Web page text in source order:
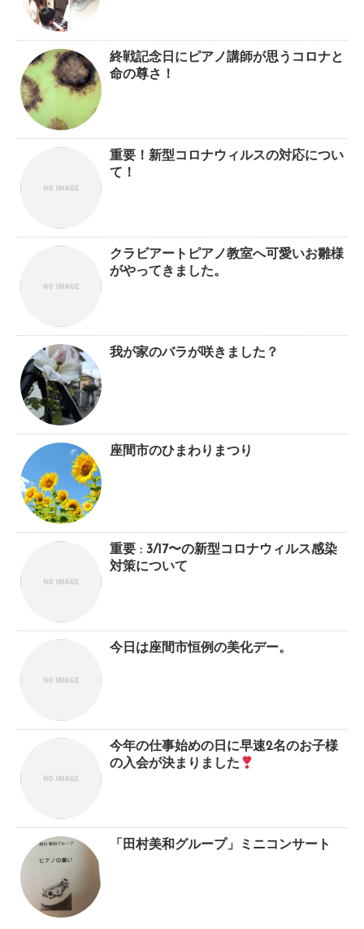
終戦記念日にピアノ講師が思うコロナと
命の尊さ！
重要！新型コロナウィルスの対応につい
て！
クラビアートピアノ教室へ可愛いお雛様
がやってきました。
我が家のバラが咲きました？
座間市のひまわりまつり
重要 : 3/17〜の新型コロナウィルス感染
対策について
今日は座間市恒例の美化デー。
今年の仕事始めの日に早速2名のお子様
の入会が決まりました
「田村美和グループ」ミニコンサート